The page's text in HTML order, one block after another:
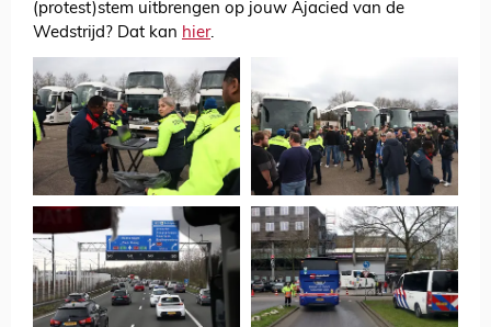
(protest)stem uitbrengen op jouw Ajacied van de
Wedstrijd? Dat kan hier.